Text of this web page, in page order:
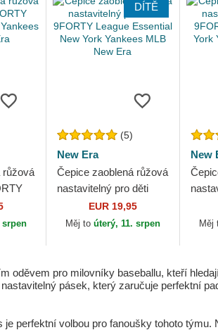
růžová
Era
srpen
DÍTĚ
(5)
New Era
Čepice zaoblená růžová
nastavitelný pro děti
9FORTY League
Essential New York
EUR 19,95
Měj to úterý, 11. srpen
New
York
oděvem pro milovníky baseballu, kteří
pásek, který zaručuje perfektní
perfektní volbou pro fanoušky tohoto týmu.